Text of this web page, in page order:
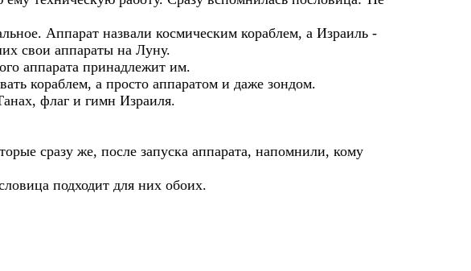
Аппарат назвали космическим кораблем, а Израиль -
свои аппараты на Луну.
аппарата принадлежит им.
кораблем, а просто аппаратом и даже зондом.
флаг и гимн Израиля.
сразу же, после запуска аппарата, напомнили, кому
подходит для них обоих.